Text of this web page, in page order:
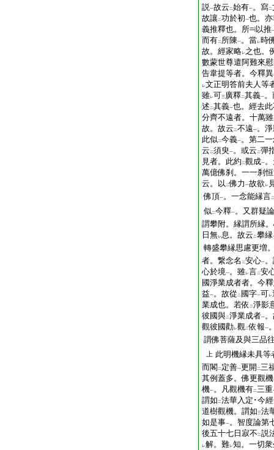
説一故云 二始有一。寫二
故讓二功於初一也。
義推釋也。所
以推
而有二 所陳一。當レ時
故。經家略レ之也。
數蒙世尊遣阿難來
告韋提等者。今釋異
レ文正明答前夫人等
雖レ可三廣釋二其義一。
述 二其義一也。經去
分齊不遠者。十萬雖
故。故云 二不遠一。
此似二今義一。第二
云 二須臾 一。或云 二彈
見者。此約 二觀成一
萬億佛刹。一一刹
云。以 二佛力 一故欲 レ
佛頂一。一念能縁言二
似二今釋一。又群疑
謂攀附。縁謂所縁
日無レ息。故云 二攀縁
轉盛攀縁思慮更増
者。繋念名 二安心一
心於境一。雖レ言二安
國淨業成者者。今
益一。故從 二 國字一可レ
業成也。若依 二淨影
彼國與二淨業成者一
觀彼國勸レ觀二依報一
謂佛菩薩及與三品
上 此明機縁未具等
而閣 二 定善一更開 二三
其例蓋多。佛更觀
機一。凡觀機有二三重
謂如 二法華入定･今
道樹觀機。謂如三法
如是事一。智度論第
後五十七日寂不 二説
レ解。難レ知。一切